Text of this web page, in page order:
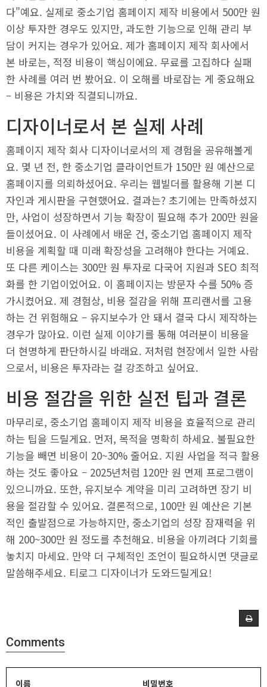
다"예요. 실제로 중소기업 홈페이지 제작 비용에서 500만 원
이상 투자한 경우도 있지만, 과도한 기능으로 인해 관리 부
담이 커지는 경우가 있어요. 제가 홈페이지 제작 회사에서
본 바로는, 적정 비용이 핵심이에요. 무료를 고집하다 실패
한 사례를 여러 번 봤어요. 이 오해를 바로잡는 게 중요해요
– 비용은 가치와 직결되니까요.
디자이너로서 본 실제 사례
홈페이지 제작 회사 디자이너로서의 제 경험을 공유해볼게
요. 몇 년 전, 한 중소기업 클라이언트가 150만 원 예산으로
홈페이지를 의뢰하셨어요. 우리는 웹빌더를 활용해 기본 디
자인과 게시판을 구현했어요. 결과는? 초기에는 만족하셨지
만, 사업이 성장하면서 기능 확장이 필요해 추가 200만 원을
들이셨어요. 이 사례에서 배운 건, 중소기업 홈페이지 제작
비용을 계획할 때 미래 확장성을 고려해야 한다는 거예요.
또 다른 케이스는 300만 원 투자로 다국어 지원과 SEO 최적
화를 한 기업이었어요. 이 홈페이지는 방문자 수를 50% 증
가시켰어요. 제 경험상, 비용 절감을 위해 프리랜서를 고용
하는 건 위험해요 – 유지보수가 안 돼서 결국 다시 제작하는
경우가 많아요. 이런 실제 이야기를 통해 여러분이 비용을
더 현명하게 판단하시길 바래요. 저처럼 현장에서 일한 사람
으로서, 비용은 투자라는 걸 강조하고 싶어요.
비용 절감을 위한 실전 팁과 결론
마무리로, 중소기업 홈페이지 제작 비용을 효율적으로 관리
하는 팁을 드릴게요. 먼저, 목적을 명확히 하세요. 불필요한
기능을 빼면 비용이 20~30% 줄어요. 지원 사업을 적극 활용
하는 것도 좋아요 – 2025년처럼 120만 원 면제 프로그램이
있으니까요. 또한, 유지보수 계약을 미리 고려하면 장기 비
용을 절감할 수 있어요. 결론적으로, 100만 원 예산은 기본
적인 출발점으로 가능하지만, 중소기업의 성장 잠재력을 위
해 200~300만 원 정도를 추천해요. 비용을 아끼려다 기회를
놓치지 마세요. 만약 더 구체적인 조언이 필요하시면 댓글로
말씀해주세요. 티로그 디자이너가 도와드릴게요!
Comments
이름 비밀번호